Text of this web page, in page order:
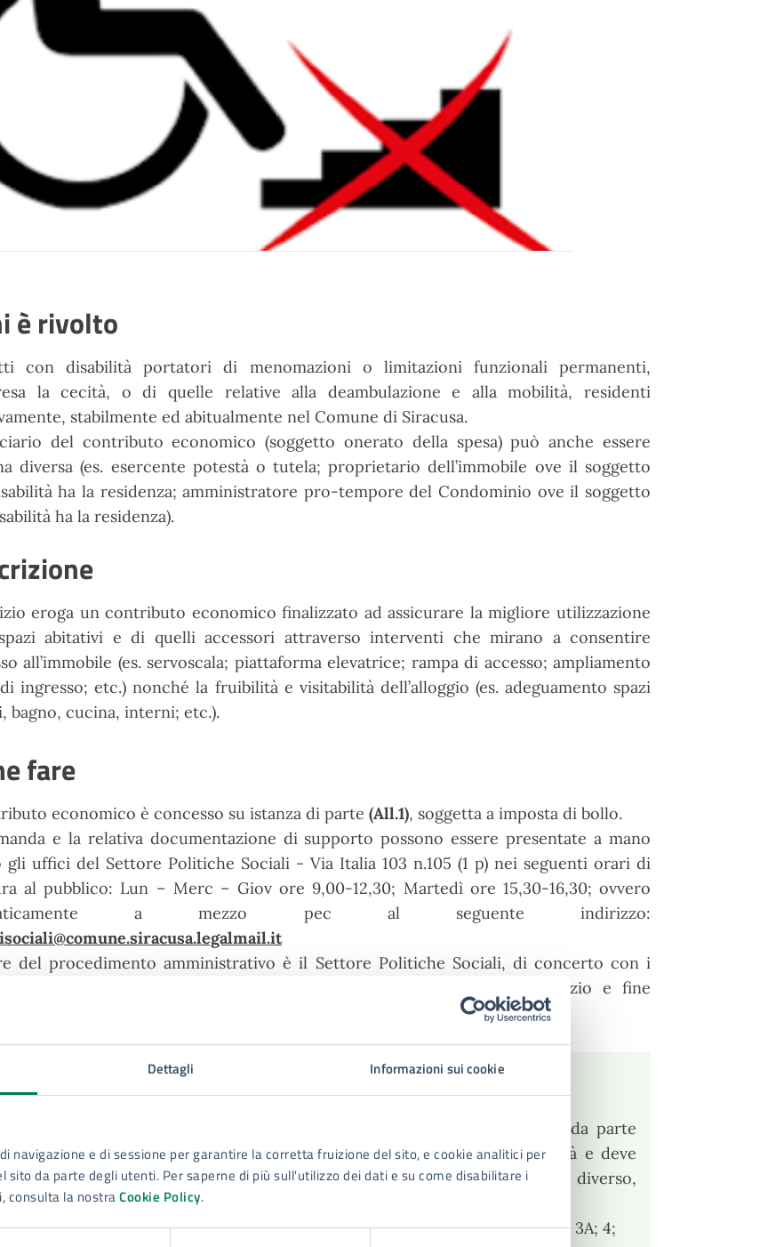
Dettagli Informazioni sui cookie
navigazione e di sessione per garantire la corretta fruizione del sito, e cookie analitici per
sito da parte degli utenti. Per saperne di più sull'utilizzo dei dati e su come disabilitare i
consulta la nostraCookie Policy.
è rivolto
con disabilità portatori di menomazioni o limitazioni funzionali permanenti,
la cecità, o di quelle relative alla deambulazione e alla mobilità, residenti
stabilmente ed abitualmente nel Comune di Siracusa.
del contributo economico (soggetto onerato della spesa) può anche essere
diversa (es. esercente potestà o tutela; proprietario dell’immobile ove il soggetto
ha la residenza; amministratore pro-tempore del Condominio ove il soggetto
ha la residenza).
eroga un contributo economico finalizzato ad assicurare la migliore utilizzazione
abitativi e di quelli accessori attraverso interventi che mirano a consentire
all’immobile (es. servoscala; piattaforma elevatrice; rampa di accesso; ampliamento
ingresso; etc.) nonché la fruibilità e visitabilità dell’alloggio (es. adeguamento spazi
bagno, cucina, interni; etc.).
fare
economico è concesso su istanza di parte (All.1), soggetta a imposta di bollo.
e la relativa documentazione di supporto possono essere presentate a mano
gli uffici del Settore Politiche Sociali - Via Italia 103 n.105 (1 p) nei seguenti orari di
al pubblico: Lun – Merc – Giov ore 9,00-12,30; Martedì ore 15,30-16,30; ovvero
a mezzo pec al seguente indirizzo:
del procedimento amministrativo è il Settore Politiche Sociali, di concerto con i
comunali cui competono i sopralluoghi per le verifiche di rito (inizio e fine
serve
di apposita modulistica redatta dall’Amministrazione regionale, da parte
con disabilità o altra persona che ne esercita la tutela o potestà e deve
controfirmata dal soggetto onerato della spesa (beneficiario), se diverso,
dalla seguente documentazione:
Autocertificazione resa ai sensi dell’art. 47 del D.P.R. 28.12.2000 n. 445 (All.3; 3A; 4;